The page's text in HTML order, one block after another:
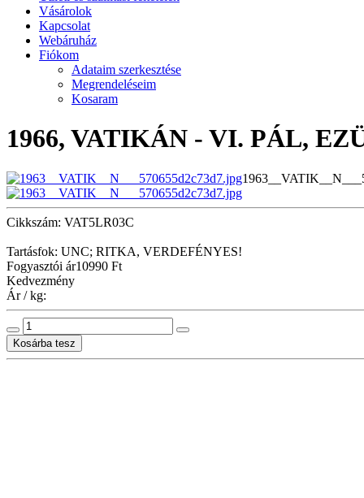
Vásárolok
Kapcsolat
Webáruház
Fiókom
Adataim szerkesztése
Megrendeléseim
Kosaram
1966, VATIKÁN - VI. PÁL,
Cikkszám: VAT5LR03C
Tartásfok: UNC; RITKA, VERDEFÉNYES!
Fogyasztói ár10990 Ft
Kedvezmény
Ár / kg: